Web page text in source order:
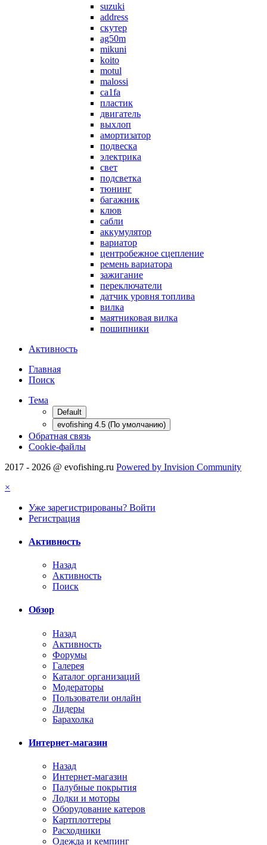
suzuki
address
скутер
ag50m
mikuni
koito
motul
malossi
ca1fa
пластик
двигатель
выхлоп
амортизатор
подвеска
электрика
свет
подсветка
тюнинг
багажник
клюв
сабли
аккумулятор
вариатор
центробежное сцепление
ремень вариатора
зажигание
переключатели
датчик уровня топлива
вилка
маятниковая вилка
пошипники
Активность
Главная
Поиск
Тема
Default
evofishing 4.5 (По умолчанию)
Обратная связь
Cookie-файлы
2017 - 2026 @ evofishing.ru Powered by Invision Community
×
Уже зарегистрированы? Войти
Регистрация
Активность
Назад
Активность
Поиск
Обзор
Назад
Активность
Форумы
Галерея
Каталог организаций
Модераторы
Пользователи онлайн
Лидеры
Барахолка
Интернет-магазин
Назад
Интернет-магазин
Палубные покрытия
Лодки и моторы
Оборудование катеров
Картплоттеры
Расходники
Одежда и кемпинг